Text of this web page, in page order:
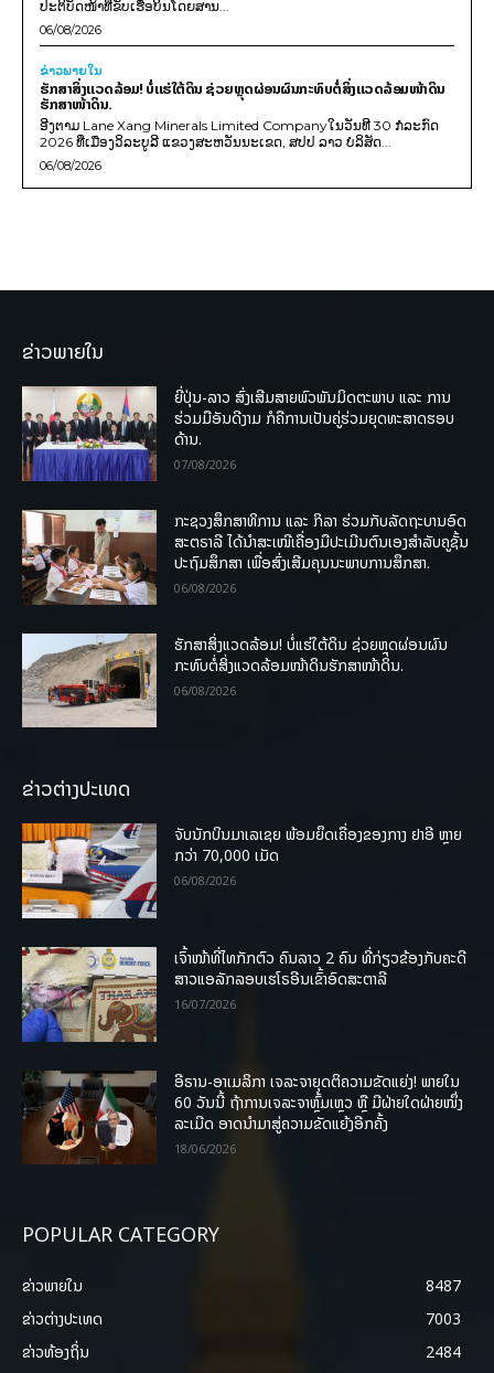
ປະຕິບັດໜ້າທີ່ຂັບເຮືອບິນໂດຍສານ...
06/08/2026
ຂ່າວພາຍ​ໃນ
ຮັກສາສິ່ງແວດລ້ອມ! ບໍ່ແຮ່ໃຕ້ດິນ ຊ່ວຍຫຼຸດຜ່ອນຜົນກະທົບຕໍ່ສິ່ງແວດລ້ອມໜ້າດິນ
ຮັກສາໜ້າດິນ.
ອີງຕາມ Lane Xang Minerals Limited Companyໃນວັນທີ 30 ກໍລະກົດ
2026 ທີ່ເມືອງວິລະບູລີ ແຂວງສະຫວັນນະເຂດ, ສປປ ລາວ ບໍລິສັດ...
06/08/2026
ຂ່າວພາຍໃນ
ຍີ່ປຸ່ນ-ລາວ ສົ່ງເສີມສາຍພົວພັນມິດຕະພາບ ແລະ ການ
ຮ່ວມມືອັນດີງາມ ກໍຄືການເປັນຄູ່ຮ່ວມຍຸດທະສາດຮອບ
ດ້ານ.
07/08/2026
ກະຊວງສຶກສາທິການ ແລະ ກິລາ ຮ່ວມກັບລັດຖະບານອົດ
ສະຕຣາລີ ໄດ້ນຳສະເໜີເຄື່ອງມືປະເມີນຕົນເອງສຳລັບຄູຊັ້ນ
ປະຖົມສຶກສາ ເພື່ອສົ່ງເສີມຄຸນນະພາບການສຶກສາ.
06/08/2026
ຮັກສາສິ່ງແວດລ້ອມ! ບໍ່ແຮ່ໃຕ້ດິນ ຊ່ວຍຫຼຸດຜ່ອນຜົນ
ກະທົບຕໍ່ສິ່ງແວດລ້ອມໜ້າດິນຮັກສາໜ້າດິນ.
06/08/2026
ຂ່າວຕ່າງປະເທດ
ຈັບນັກບິນມາເລເຊຍ ພ້ອມຍຶດເຄື່ອງຂອງກາງ ຢາອີ ຫຼາຍ
ກວ່າ 70,000 ເມັດ
06/08/2026
ເຈົ້າໜ້າທີ່ໄທກັກຕົວ ຄົນລາວ 2 ຄົນ ທີ່ກ່ຽວຂ້ອງກັບຄະດີ
ສາວແອລັກລອບເຮໂຣອີນເຂົ້າອົດສະຕາລີ
16/07/2026
ອີຣານ-ອາເມລິກາ ເຈລະຈາຍຸດຕິຄວາມຂັດແຍ່ງ! ພາຍໃນ
60 ວັນນີ້ ຖ້າການເຈລະຈາຫຼົ້ມເຫຼວ ຫຼື ມີຝ່າຍໃດຝ່າຍໜຶ່ງ
ລະເມີດ ອາດນໍາມາສູ່ຄວາມຂັດແຍ້ງອີກຄັ້ງ
18/06/2026
POPULAR CATEGORY
ຂ່າວພາຍ​ໃນ
8487
ຂ່າວຕ່າງປະເທດ
7003
ຂ່າວທ້ອງຖິ່ນ
2484